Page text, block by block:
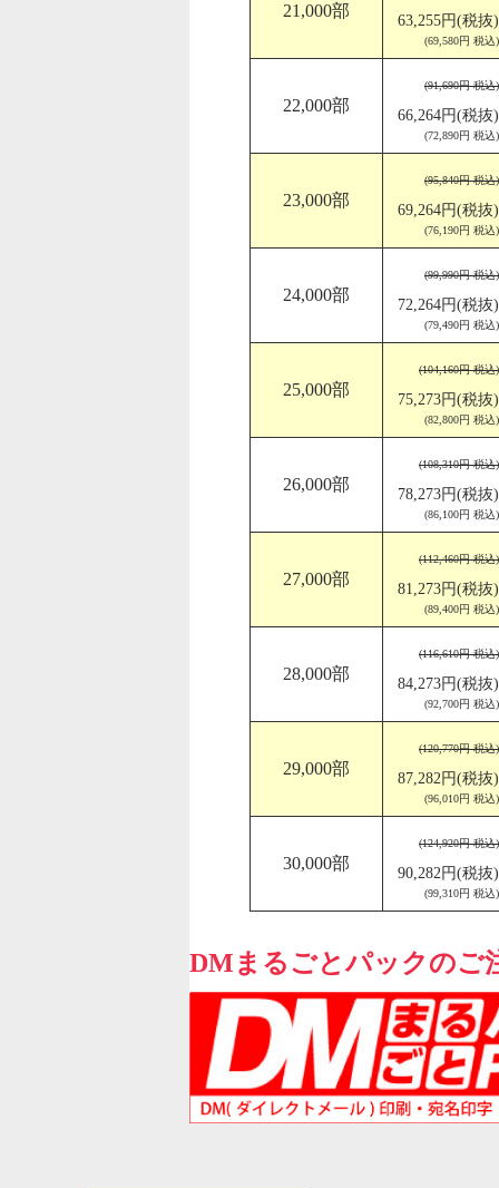
21,000部
63,255円(税抜)
(69,580円 税込)
22,000部
(91,690円 税込)
66,264円(税抜)
(72,890円 税込)
23,000部
(95,840円 税込)
69,264円(税抜)
(76,190円 税込)
24,000部
(99,990円 税込)
72,264円(税抜)
(79,490円 税込)
25,000部
(104,160円 税込)
75,273円(税抜)
(82,800円 税込)
26,000部
(108,310円 税込)
78,273円(税抜)
(86,100円 税込)
27,000部
(112,460円 税込)
81,273円(税抜)
(89,400円 税込)
28,000部
(116,610円 税込)
84,273円(税抜)
(92,700円 税込)
29,000部
(120,770円 税込)
87,282円(税抜)
(96,010円 税込)
30,000部
(124,920円 税込)
90,282円(税抜)
(99,310円 税込)
DMまるごとパックのご